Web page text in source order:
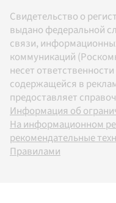
Свидетельство о
выдано федеральной
связи,
коммуникаций
несет
содержащейся в
предоставляет
Информация об
На информационном
рекомендательные
Правилами